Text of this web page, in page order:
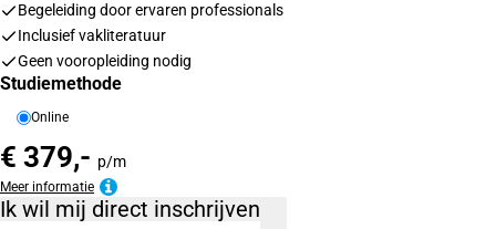
Begeleiding door ervaren professionals
Inclusief vakliteratuur
Geen vooropleiding nodig
Studiemethode
Online
€ 379,- p/m
Meer informatie
Ik wil mij direct inschrijven